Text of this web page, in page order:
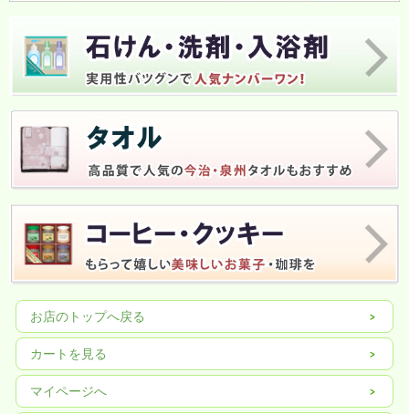
お店のトップへ戻る
カートを見る
マイページへ